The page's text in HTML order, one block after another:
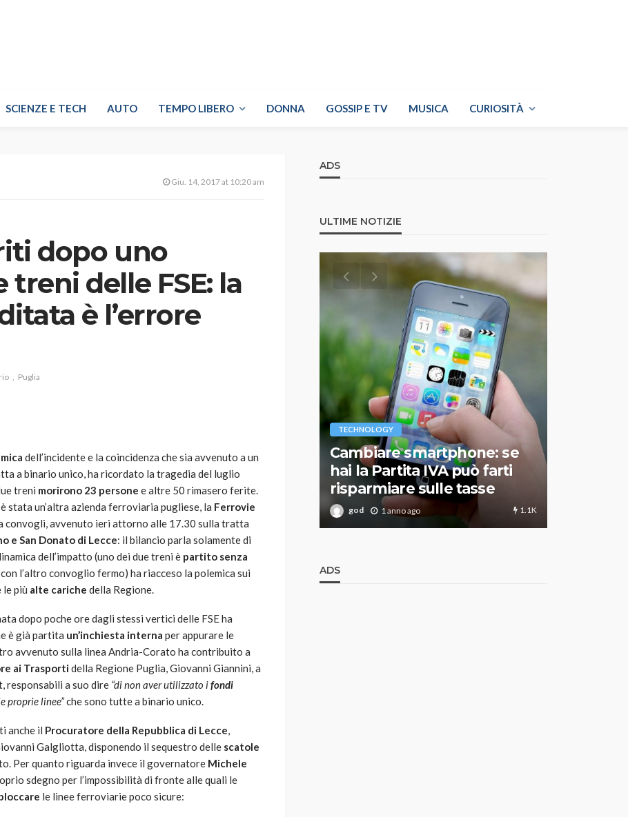
SCIENZE E TECH AUTO TEMPO LIBERO DONNA GOSSIP E TV MUSICA CURIOSITÀ
Giu. 14, 2017 at 10:20 am
dopo uno
delle FSE: la
è l’errore
Puglia
dell’incidente e la coincidenza che sia avvenuto a un
a binario unico, ha ricordato la tragedia del luglio
treni morirono 23 persone e altre 50 rimasero ferite.
stata un’altra azienda ferroviaria pugliese, la Ferrovie
convogli, avvenuto ieri attorno alle 17.30 sulla tratta
e San Donato di Lecce: il bilancio parla solamente di
dell’impatto (uno dei due treni è partito senza
l’altro convoglio fermo) ha riacceso la polemica sui
più alte cariche della Regione.
dopo poche ore dagli stessi vertici delle FSE ha
è già partita un’inchiesta interna per appurare le
avvenuto sulla linea Andria-Corato ha contribuito a
ai Trasportidella Regione Puglia, Giovanni Giannini, a
responsabili a suo dire “di non aver utilizzato ifondi
proprie linee”che sono tutte a binario unico.
anche il Procuratore della Repubblica di Lecce,
Galgliotta, disponendo il sequestro delle scatole
Per quanto riguarda invece il governatore Michele
sdegno per l’impossibilità di fronte alle quali le
le linee ferroviarie poco sicure:
ADS
ULTIME NOTIZIE
prato
784
passione per
l’automobilismo
abbracciano la stessa causa
god 9 mesi ago
TECHNOLOGY
Cambiare smartphone: se
hai la Partita IVA può farti
risparmiare sulle tasse
god 1 anno ago 1.1K
ADS